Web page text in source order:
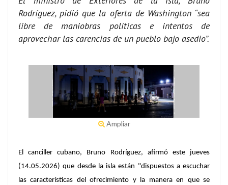
Rodríguez, pidió que la oferta de Washington “sea
libre de maniobras políticas e intentos de
aprovechar las carencias de un pueblo bajo asedio”.
Ampliar
El canciller cubano, Bruno Rodríguez, afirmó este jueves
(14.05.2026) que desde la isla están "dispuestos a escuchar
las características del ofrecimiento y la manera en que se